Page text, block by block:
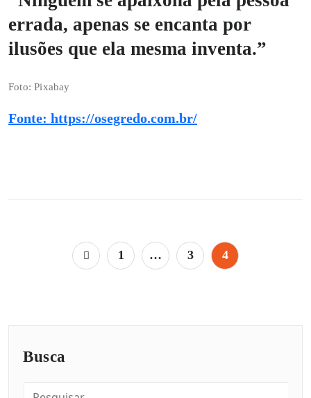
errada, apenas se encanta por
ilusões que ela mesma inventa.”
Foto: Pixabay
Fonte: https://osegredo.com.br/
Paginação
1 … 3 4
Busca